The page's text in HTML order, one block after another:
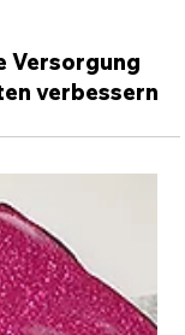
Versorgung